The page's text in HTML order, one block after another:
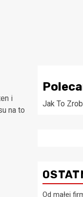
i
na to
Jak To
Od małej